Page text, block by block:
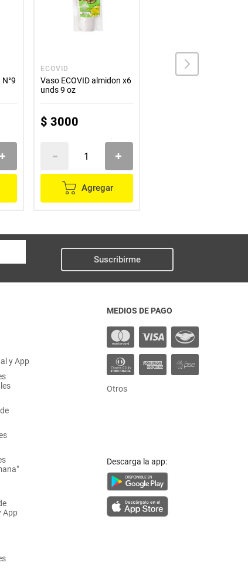
ECOVID
Vaso ECOVID almidon x6
unds 9 oz
$ 3000
Agregar
DOMINGO
Suscribirme
y App
App
MEDIOS DE PAGO
Otros
Descarga la app: